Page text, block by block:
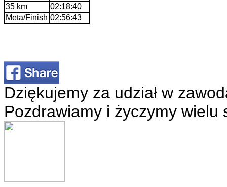
35 km
02:18:40
Meta/Finish 02:56:43
Dziękujemy za udział w
Pozdrawiamy i życzymy wielu